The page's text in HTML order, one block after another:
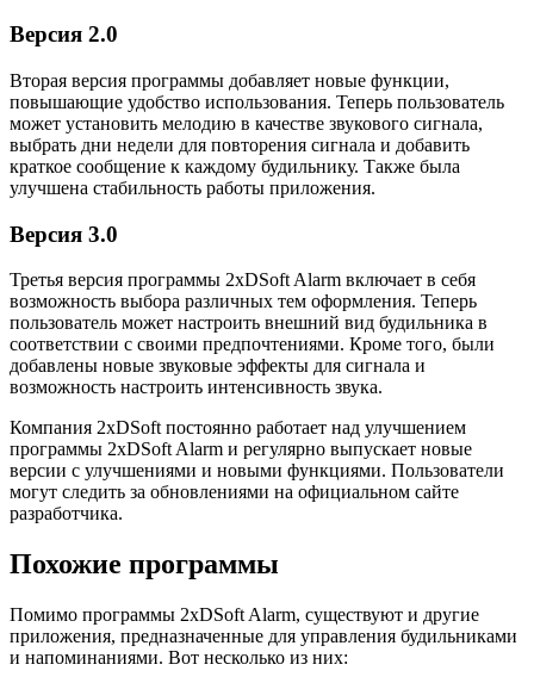
Версия 2.0
Вторая версия программы добавляет новые функции,
повышающие удобство использования. Теперь пользователь
может установить мелодию в качестве звукового сигнала,
выбрать дни недели для повторения сигнала и добавить
краткое сообщение к каждому будильнику. Также была
улучшена стабильность работы приложения.
Версия 3.0
Третья версия программы 2xDSoft Alarm включает в себя
возможность выбора различных тем оформления. Теперь
пользователь может настроить внешний вид будильника в
соответствии с своими предпочтениями. Кроме того, были
добавлены новые звуковые эффекты для сигнала и
возможность настроить интенсивность звука.
Компания 2xDSoft постоянно работает над улучшением
программы 2xDSoft Alarm и регулярно выпускает новые
версии с улучшениями и новыми функциями. Пользователи
могут следить за обновлениями на официальном сайте
разработчика.
Похожие программы
Помимо программы 2xDSoft Alarm, существуют и другие
приложения, предназначенные для управления будильниками
и напоминаниями. Вот несколько из них: